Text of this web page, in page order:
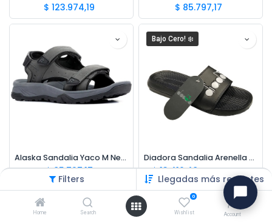
Filters Llegadas más recientes
Home Search
0
Wishlist Account
$ 123.974,19 $ 85.797,17
Alaska Sandalia Yaco M Negro
$85.797,17
Bajo Cero! ❄️
Diadora Sandalia Arenella Hombre
$13.416,48 $22.360,80
Bajo Cero! ❄️ Bajo Cero! ❄️